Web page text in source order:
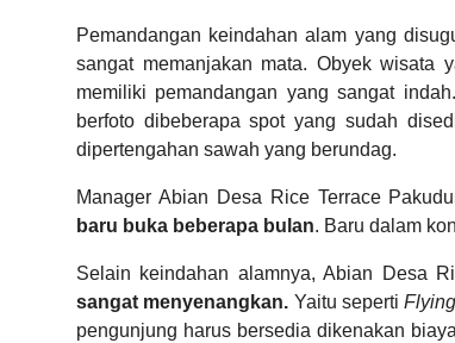
Pemandangan keindahan alam yang
sangat memanjakan mata. Obyek wisata
memiliki pemandangan yang sangat
berfoto dibeberapa spot yang sudah
dipertengahan sawah yang berundag.
Manager Abian Desa Rice Terrace
baru buka beberapa bulan. Baru dalam
Selain keindahan alamnya, Abian Desa
sangat menyenangkan. Yaitu seperti
pengunjung harus bersedia dikenakan